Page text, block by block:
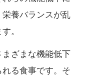
養バランスが乱
。
ざまな機能低下
る食事です。そ